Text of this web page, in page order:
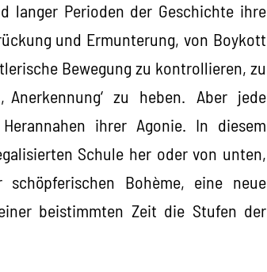
langer Perioden der Geschichte ihre
und Ermunterung, von Boykott
Bewegung zu kontrollieren, zu
zu heben. Aber jede
ihrer Agonie. In diesem
Schule her oder von unten,
Bohème, eine neue
beistimmten Zeit die Stufen der